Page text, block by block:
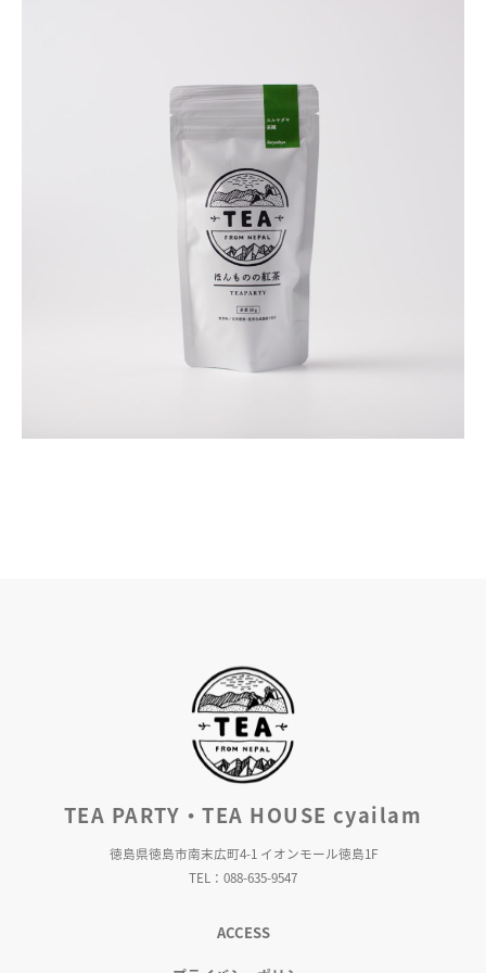
TEA PARTY・TEA HOUSE cyailam
徳島県徳島市南末広町4-1 イオンモール徳島1F
TEL：088-635-9547
ACCESS